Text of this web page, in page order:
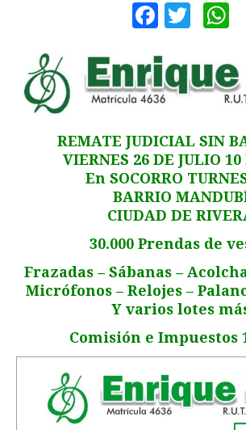
REMATE JUDICIAL SIN
VIERNES 26 DE JULIO 10
En SOCORRO
BARRIO
CIUDAD DE
30.000 Prendas de
Frazadas – Sábanas –
Micrófonos – Relojes –
Y varios lotes
Comisión e Impuestos